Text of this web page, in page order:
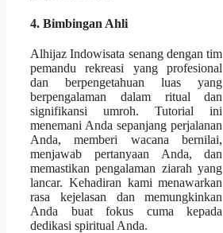
4. Bimbingan Ahli
Alhijaz Indowisata senang dengan tim
pemandu rekreasi yang profesional
dan berpengetahuan luas yang
berpengalaman dalam ritual dan
signifikansi umroh. Tutorial ini
menemani Anda sepanjang perjalanan
Anda, memberi wacana bernilai,
menjawab pertanyaan Anda, dan
memastikan pengalaman ziarah yang
lancar. Kehadiran kami menawarkan
rasa kejelasan dan memungkinkan
Anda buat fokus cuma kepada
dedikasi spiritual Anda.